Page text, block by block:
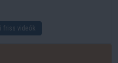
friss videók